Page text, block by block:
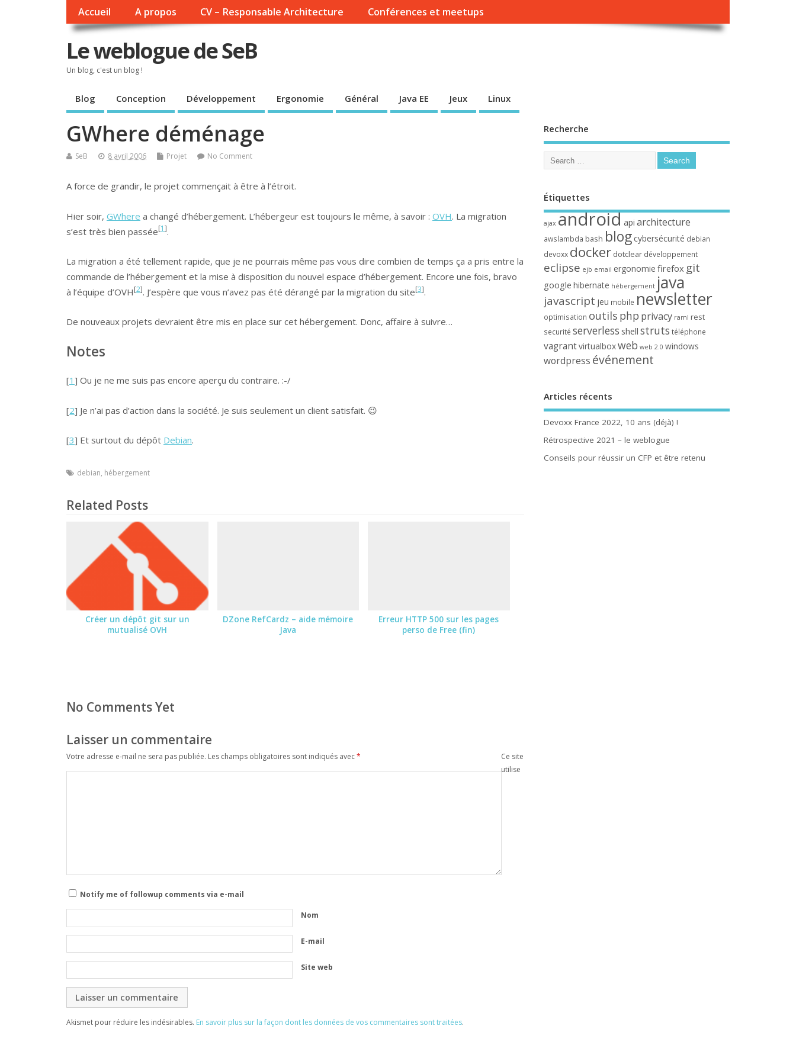
Accueil A propos CV – Responsable Architecture Conférences et meetups
Le weblogue de SeB
Un blog, c'est un blog !
Blog Conception Développement Ergonomie Général Java EE Jeux Linux
GWhere déménage
SeB 8 avril 2006 Projet No Comment
A force de grandir, le projet commençait à être à l’étroit.
Hier soir, GWhere a changé d’hébergement. L’hébergeur est toujours le même, à savoir : OVH. La migration
s’est très bien passée[1].
La migration a été tellement rapide, que je ne pourrais même pas vous dire combien de temps ça a pris entre la
commande de l’hébergement et la mise à disposition du nouvel espace d’hébergement. Encore une fois, bravo
à l’équipe d’OVH[2]. J’espère que vous n’avez pas été dérangé par la migration du site[3].
De nouveaux projets devraient être mis en place sur cet hébergement. Donc, affaire à suivre…
Notes
[1 ] Ou je ne me suis pas encore aperçu du contraire. :-/
[2] Je n’ai pas d’action dans la société. Je suis seulement un client satisfait. 😉
[3] Et surtout du dépôt Debian.
debian, hébergement
Related Posts
Créer un dépôt git sur un
mutualisé OVH
DZone RefCardz – aide mémoire
Java
Erreur HTTP 500 sur les pages
perso de Free (fin)
No Comments Yet
Laisser un commentaire
Votre adresse e-mail ne sera pas publiée. Les champs obligatoires sont indiqués avec*
Notify me of followup comments via e-mail
Nom
E-mail
Site web
Ce site
utilise
Akismet pour réduire les indésirables. En savoir plus sur la façon dont les données de vos commentaires sont traitées.
Recherche
Étiquettes
ajax androidapi architecture
awslambda bash blog cybersécurité debian
devoxx docker dotclear développement
eclipse ejb email ergonomie firefox git
google hibernate hébergement java
javascript jeu mobile newsletter
optimisation outils php privacy raml rest
securité serverless shell struts téléphone
vagrantvirtualboxweb web 2.0 windows
wordpress événement
Articles récents
Devoxx France 2022, 10 ans (déjà) !
Rétrospective 2021 – le weblogue
Conseils pour réussir un CFP et être retenu